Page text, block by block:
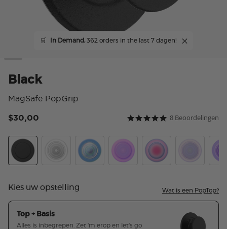
🛒 In Demand,362 orders in the last 7 dagen!
Black
MagSafe PopGrip
5 van 5 klantbeoordeling
5.0 star rating8 Beoordelingen
$30,00
Kies uw opstelling Wat is een PopTop?
Top + Basis
Alles is inbegrepen. Zet 'm erop en let's go